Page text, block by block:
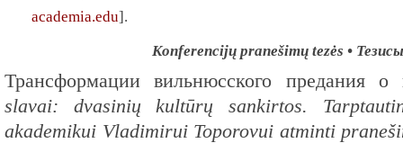
academia.edu].
Konferencijų pranešimų tezės •
Трансформации вильнюсского предания
slavai: dvasinių kultūrų sankirtos.
akademikui Vladimirui Toporovui atminti